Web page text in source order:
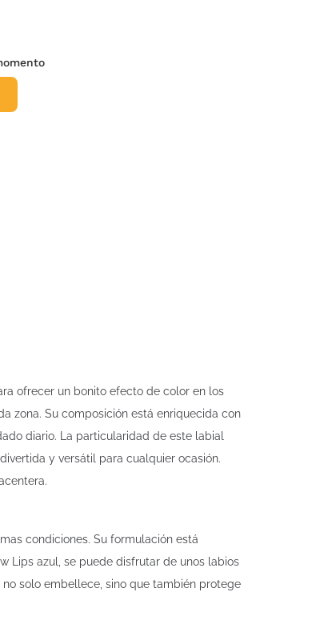
ofrecer un bonito efecto de color en los
zona. Su composición está enriquecida con
diario. La particularidad de este labial
y versátil para cualquier ocasión.
condiciones. Su formulación está
Lips azul, se puede disfrutar de unos labios
solo embellece, sino que también protege